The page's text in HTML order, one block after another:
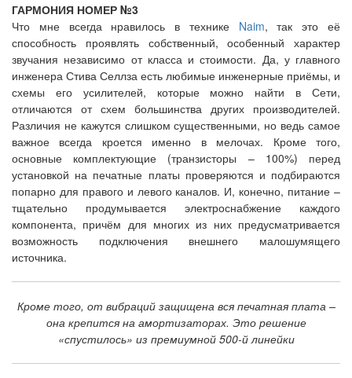
ГАРМОНИЯ НОМЕР №3
Что мне всегда нравилось в технике Naim, так это её
способность проявлять собственный, особенный характер
звучания независимо от класса и стоимости. Да, у главного
инженера Стива Селлза есть любимые инженерные приёмы, и
схемы его усилителей, которые можно найти в Сети,
отличаются от схем большинства других производителей.
Различия не кажутся слишком существенными, но ведь самое
важное всегда кроется именно в мелочах. Кроме того,
основные комплектующие (транзисторы – 100%) перед
установкой на печатные платы проверяются и подбираются
попарно для правого и левого каналов. И, конечно, питание –
тщательно продумывается электроснабжение каждого
компонента, причём для многих из них предусматривается
возможность подключения внешнего малошумящего
источника.
Кроме того, от вибраций защищена вся печатная плата –
она крепится на амортизаторах. Это решение
«спустилось» из премиумной 500-й линейки